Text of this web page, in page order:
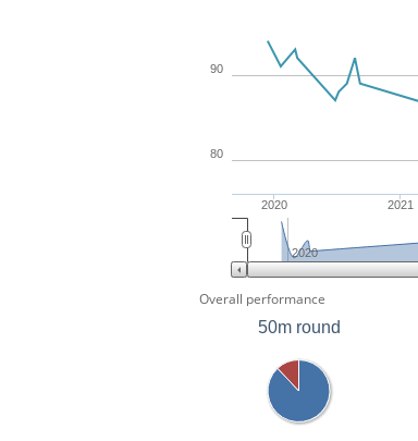
2020 2021
80
90
2020
Overall performance
50m round